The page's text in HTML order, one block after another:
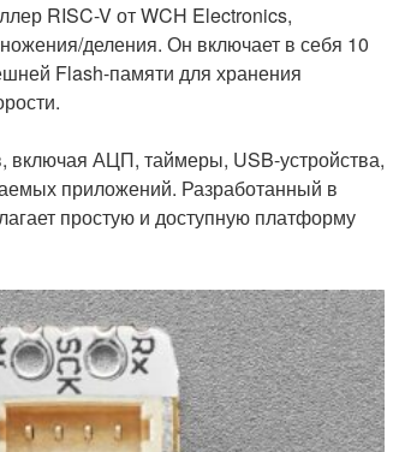
RISC-V от WCH Electronics,
деления. Он включает в себя 10
Flash-памяти для хранения
включая АЦП, таймеры, USB-устройства,
приложений. Разработанный в
простую и доступную платформу